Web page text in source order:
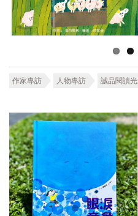
作家專訪 人物專訪 誠品閱讀